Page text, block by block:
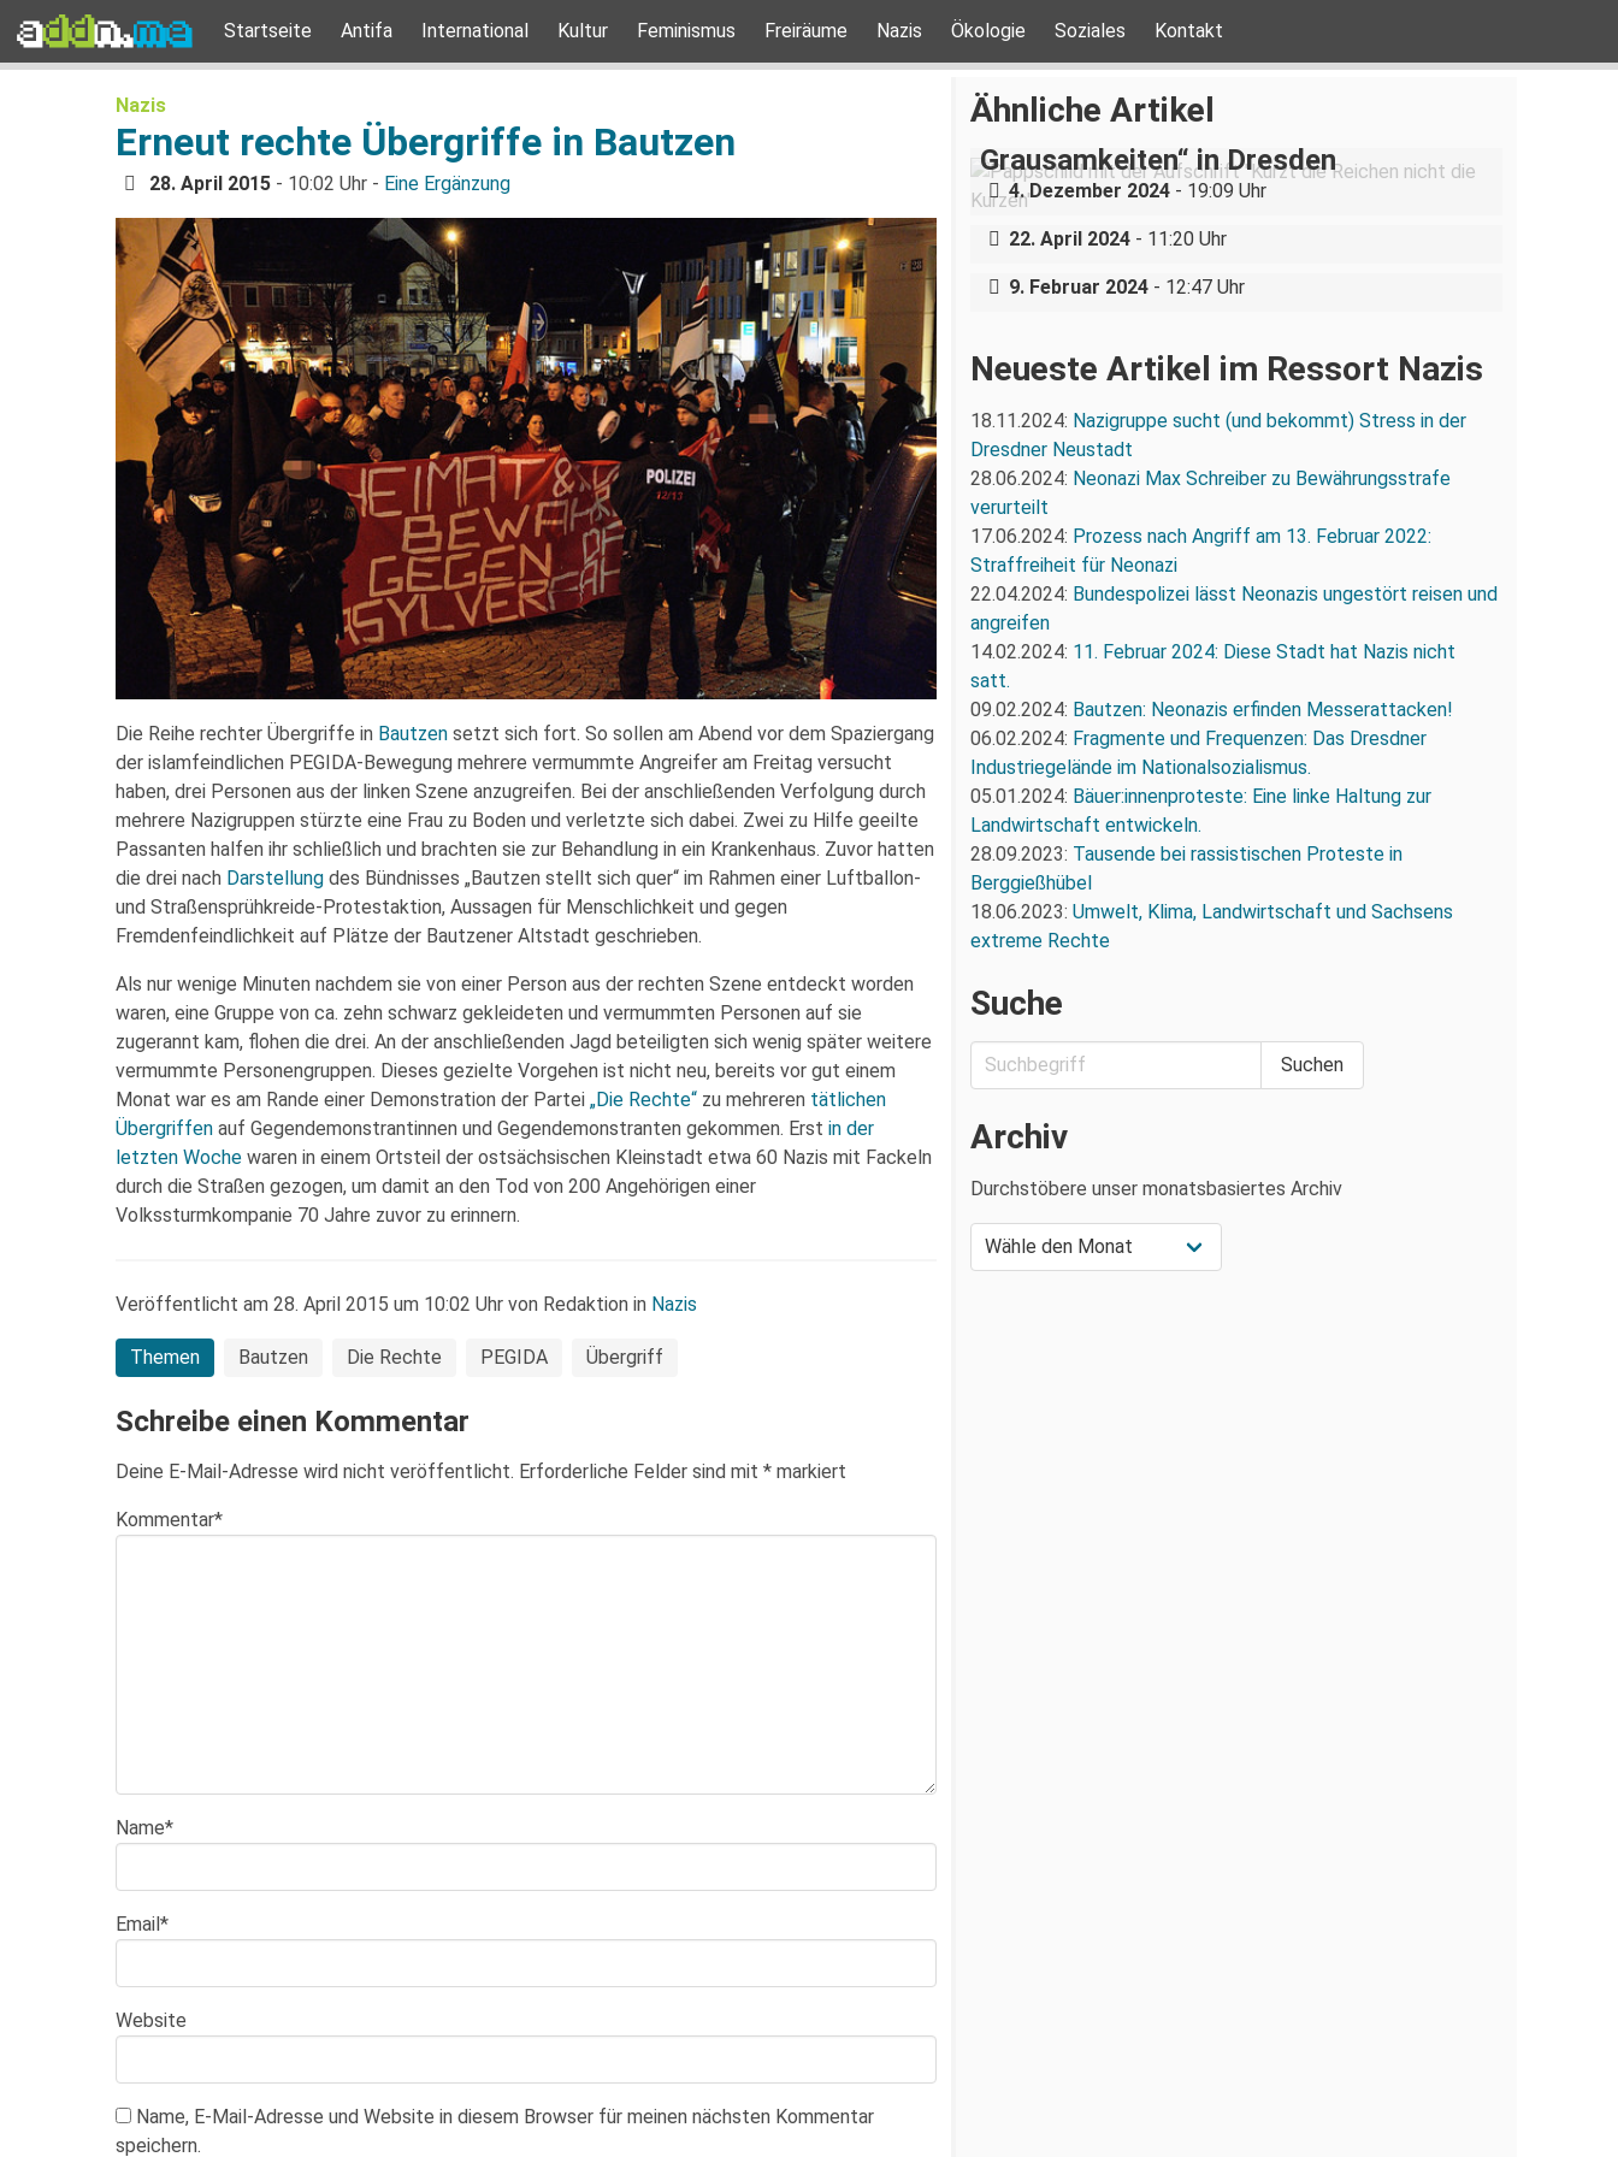
Startseite Antifa International Kultur Feminismus Freiräume Nazis Ökologie Soziales Kontakt
Nazis
Erneut rechte Übergriffe in Bautzen
28. April 2015 - 10:02 Uhr - Eine Ergänzung
Die Reihe rechter Übergriffe in Bautzen setzt sich fort. So sollen am Abend vor dem Spaziergang
der islamfeindlichen PEGIDA-Bewegung mehrere vermummte Angreifer am Freitag versucht
haben, drei Personen aus der linken Szene anzugreifen. Bei der anschließenden Verfolgung durch
mehrere Nazigruppen stürzte eine Frau zu Boden und verletzte sich dabei. Zwei zu Hilfe geeilte
Passanten halfen ihr schließlich und brachten sie zur Behandlung in ein Krankenhaus. Zuvor hatten
die drei nach Darstellung des Bündnisses „Bautzen stellt sich quer“ im Rahmen einer Luftballon-
und Straßensprühkreide-Protestaktion, Aussagen für Menschlichkeit und gegen
Fremdenfeindlichkeit auf Plätze der Bautzener Altstadt geschrieben.
Als nur wenige Minuten nachdem sie von einer Person aus der rechten Szene entdeckt worden
waren, eine Gruppe von ca. zehn schwarz gekleideten und vermummten Personen auf sie
zugerannt kam, flohen die drei. An der anschließenden Jagd beteiligten sich wenig später weitere
vermummte Personengruppen. Dieses gezielte Vorgehen ist nicht neu, bereits vor gut einem
Monat war es am Rande einer Demonstration der Partei „Die Rechte“ zu mehreren tätlichen
Übergriffen auf Gegendemonstrantinnen und Gegendemonstranten gekommen. Erst in der
letzten Woche waren in einem Ortsteil der ostsächsischen Kleinstadt etwa 60 Nazis mit Fackeln
durch die Straßen gezogen, um damit an den Tod von 200 Angehörigen einer
Volkssturmkompanie 70 Jahre zuvor zu erinnern.
Veröffentlicht am 28. April 2015 um 10:02 Uhr von Redaktion in Nazis
Themen Bautzen Die Rechte PEGIDA Übergriff
Schreibe einen Kommentar
Deine E-Mail-Adresse wird nicht veröffentlicht. Erforderliche Felder sind mit * markiert
Kommentar*
Name*
Email*
Website
Name, E-Mail-Adresse und Website in diesem Browser für meinen nächsten Kommentar
speichern.
Ähnliche Artikel
„Teilhabe ist nicht verhandelbar“–
Demonstration gegen „Liste der
Grausamkeiten“ in Dresden
4. Dezember 2024- 19:09 Uhr
Bundespolizei lässt Neonazis
ungestört reisen und angreifen
22. April 2024- 11:20 Uhr
Bautzen: Neonazis erfinden
Messerattacken!
9. Februar 2024- 12:47 Uhr
Neueste Artikel im Ressort Nazis
18.11.2024: Nazigruppe sucht (und bekommt) Stress in der
Dresdner Neustadt
28.06.2024: Neonazi Max Schreiber zu Bewährungsstrafe
verurteilt
17.06.2024: Prozess nach Angriff am 13. Februar 2022:
Straffreiheit für Neonazi
22.04.2024: Bundespolizei lässt Neonazis ungestört reisen und
angreifen
14.02.2024: 11. Februar 2024: Diese Stadt hat Nazis nicht
satt.
09.02.2024: Bautzen: Neonazis erfinden Messerattacken!
06.02.2024: Fragmente und Frequenzen: Das Dresdner
Industriegelände im Nationalsozialismus.
05.01.2024: Bäuer:innenproteste: Eine linke Haltung zur
Landwirtschaft entwickeln.
28.09.2023: Tausende bei rassistischen Proteste in
Berggießhübel
18.06.2023: Umwelt, Klima, Landwirtschaft und Sachsens
extreme Rechte
Suche
Archiv
Durchstöbere unser monatsbasiertes Archiv